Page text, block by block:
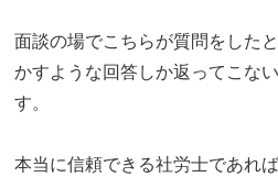
面談の場でこちらが質問をした
かすような回答しか返ってこな
す。
本当に信頼できる社労士であれ